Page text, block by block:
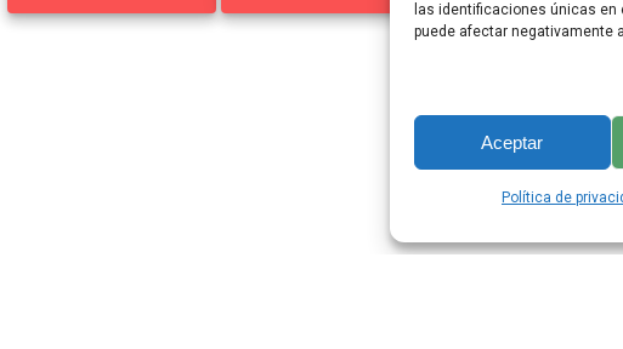
las identificaciones únicas
puede afectar negativamente
Aceptar
Política de
Materialis Theme